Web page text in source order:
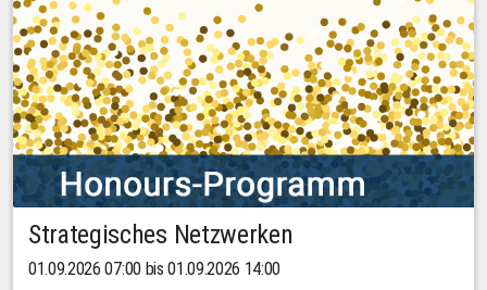
Strategisches Netzwerken
01.09.2026 07:00 bis 01.09.2026 14:00